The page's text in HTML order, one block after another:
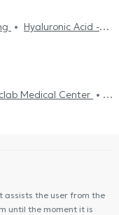
Braces
Γέφυρα
Hyaluronic Acid -
Medical Center
assists the user from the
until the moment it is